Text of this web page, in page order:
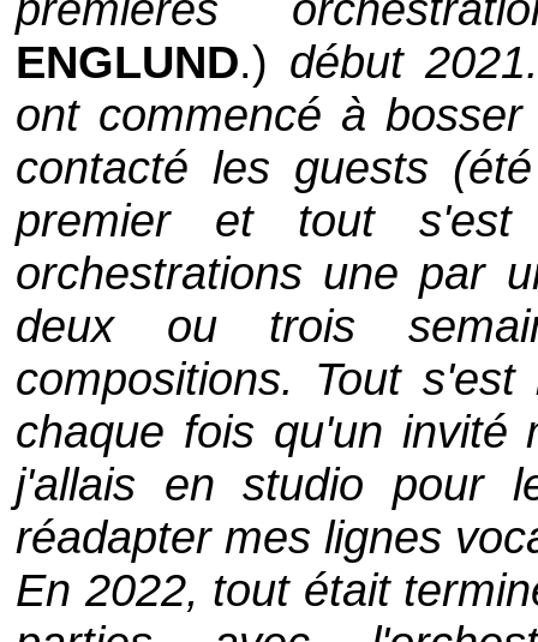
ENGLUND.) début
ont commencé à
contacté les guests
premier et tout s'est
orchestrations une par
deux ou trois
compositions. Tout
chaque fois qu'un invité
j'allais en studio pour
réadapter mes lignes
En 2022, tout était